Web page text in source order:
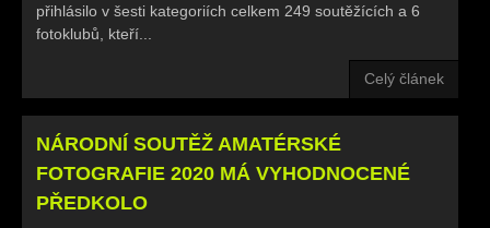
přihlásilo v šesti kategoriích celkem 249 soutěžících a 6
fotoklubů, kteří...
Celý článek
NÁRODNÍ SOUTĚŽ AMATÉRSKÉ
FOTOGRAFIE 2020 MÁ VYHODNOCENÉ
PŘEDKOLO